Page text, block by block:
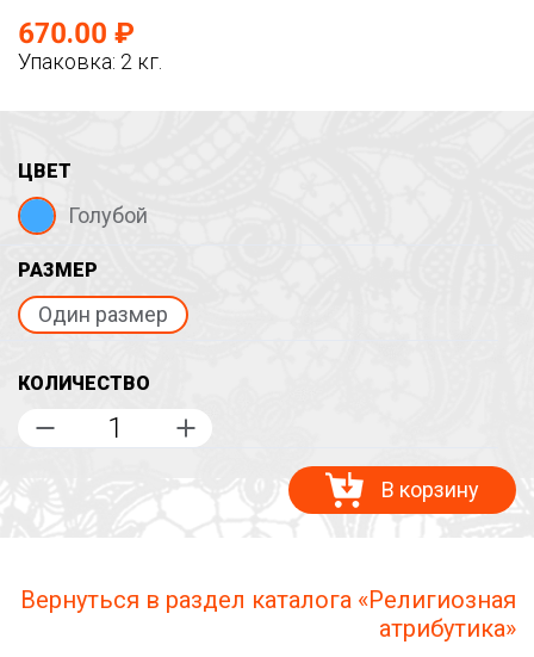
670.00 ₽
Упаковка: 2 кг.
ЦВЕТ
Голубой
РАЗМЕР
Один размер
КОЛИЧЕСТВО
В корзину
Вернуться в раздел каталога «Религиозная
атрибутика»